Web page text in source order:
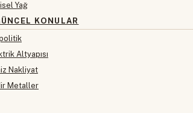
Yağ
KONULAR
Altyapısı
Nakliyat
Metaller